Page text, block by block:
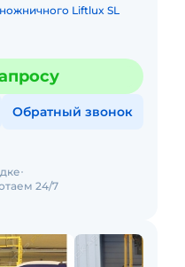
Liftlux SL
Обратный звонок
24/7